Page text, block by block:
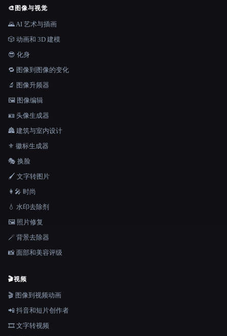
🎨 图像与视觉
🌄 AI 艺术与插画
🎲 动画和 3D 建模
😎 化身
🔁 图像到图像的变化
🔬 图像升频器
🖼️ 图像编辑
🪪 头像生成器
🏯 建筑与室内设计
⚜️ 徽标生成器
🎭 换脸
🖌️ 文字转图片
👩‍🎤 时尚
💧 水印去除剂
🖼️ 照片修复
🪄 背景去除器
📸 面部和美容评级
🎬视频
🎬 图像到视频动画
📲 抖音和短片创作者
🎞️ 文字转视频